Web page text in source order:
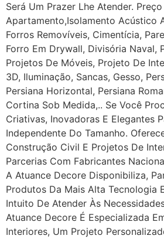
Será Um Prazer Lhe Atender.
Apartamento,Isolamento Acústico
Forros Removíveis, Cimentícia,
Forro Em Drywall, Divisória Naval,
Projetos De Móveis, Projeto De
3D, Iluminação, Sancas, Gesso,
Persiana Horizontal, Persiana
Cortina Sob Medida,.. Se Você
Criativas, Inovadoras E Elegantes
Independente Do Tamanho.
Construção Civil E Projetos De
Parcerias Com Fabricantes
A Atuance Decore Disponibiliza,
Produtos Da Mais Alta Tecnologia
Intuito De Atender Às
Atuance Decore É Especializada
Interiores, Um Projeto